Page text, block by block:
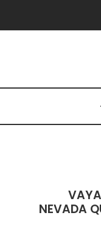
NEVADA